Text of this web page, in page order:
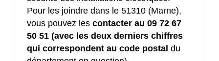
Pour les joindre dans le 51310 (Marne),
vous pouvez les contacter au 09 72 67
50 51 (avec les deux derniers chiffres
qui correspondent au code postal du